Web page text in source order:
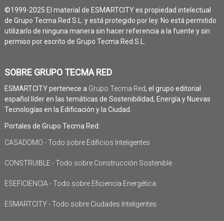
©1999-2025 El material de ESMARTCITY es propiedad intelectual
de Grupo Tecma Red S.L. y está protegido por ley. No está permitido
utilizarlo de ninguna manera sin hacer referencia a la fuente y sin
permiso por escrito de Grupo Tecma Red S.L.
SOBRE GRUPO TECMA RED
ESMARTCITY pertenece a Grupo Tecma Red, el grupo editorial
español líder en las temáticas de Sostenibilidad, Energía y Nuevas
Tecnologías en la Edificación y la Ciudad.
Portales de Grupo Tecma Red:
CASADOMO - Todo sobre Edificios Inteligentes
CONSTRUIBLE - Todo sobre Construcción Sostenible
ESEFICIENCIA - Todo sobre Eficiencia Energética
ESMARTCITY - Todo sobre Ciudades Inteligentes